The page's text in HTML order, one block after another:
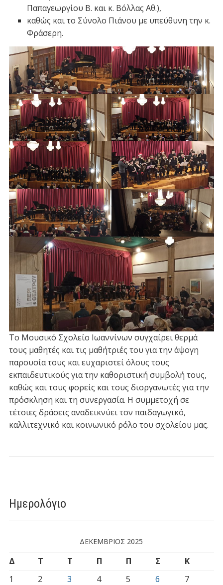
Ημερολόγιο
ΔΕΚΈΜΒΡΙΟΣ 2025
Δ Τ Τ Π Π Σ
Κ
1
2 3 4 5 6 7
Παπαγεωργίου Β. και κ. Βόλλας Αθ.),
καθώς και το Σύνολο Πιάνου με υπεύθυνη την κ.
Φράσερη.
Το Μουσικό Σχολείο Ιωαννίνων συγχαίρει θερμά
τους μαθητές και τις μαθήτριές του για την άψογη
παρουσία τους και ευχαριστεί όλους τους
εκπαιδευτικούς για την καθοριστική συμβολή τους,
καθώς και τους φορείς και τους διοργανωτές για την
πρόσκληση και τη συνεργασία. Η συμμετοχή σε
τέτοιες δράσεις αναδεικνύει τον παιδαγωγικό,
καλλιτεχνικό και κοινωνικό ρόλο του σχολείου μας.